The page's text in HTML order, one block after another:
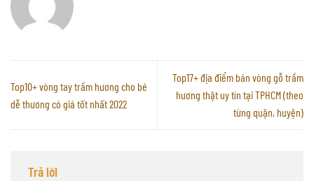
Top10+ vòng tay trầm hương cho bé
dễ thương có giá tốt nhất 2022
Top17+ địa điểm bán vòng gỗ trầm
hương thật uy tín tại TPHCM (theo
từng quận, huyện)
Trả lời